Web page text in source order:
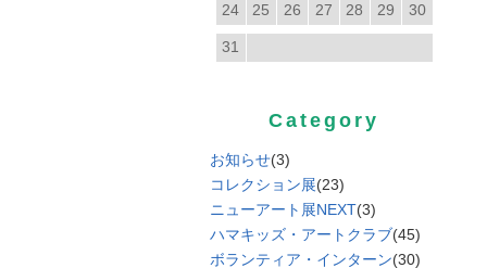
24 25 26 27 28 29 30
31
Category
お知らせ(3)
コレクション展(23)
ニューアート展NEXT(3)
ハマキッズ・アートクラブ(45)
ボランティア・インターン(30)